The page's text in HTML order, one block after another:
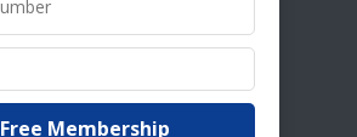
Free Membership